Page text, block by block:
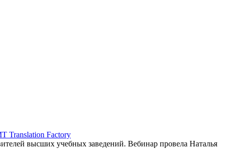
Translation Factory
высших учебных заведений. Вебинар провела Наталья